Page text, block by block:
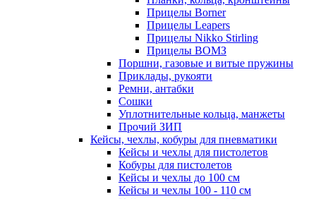
Прицелы Borner
Прицелы Leapers
Прицелы Nikko Stirling
Прицелы ВОМЗ
Поршни, газовые и витые пружины
Приклады, рукояти
Ремни, антабки
Сошки
Уплотнительные кольца, манжеты
Прочий ЗИП
Кейсы, чехлы, кобуры для пневматики
Кейсы и чехлы для пистолетов
Кобуры для пистолетов
Кейсы и чехлы до 100 см
Кейсы и чехлы 100 - 110 см